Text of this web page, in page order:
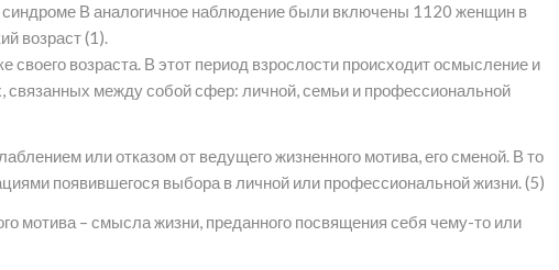
В аналогичное наблюдение были включены 1120 женщин в
возраст (1).
своего возраста. В этот период взрослости происходит осмысление и
связанных между собой сфер: личной, семьи и профессиональной
или отказом от ведущего жизненного мотива, его сменой. В то
появившегося выбора в личной или профессиональной жизни. (5)
мотива – смысла жизни, преданного посвящения себя чему-то или